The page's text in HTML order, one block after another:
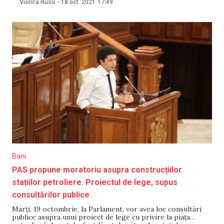
Viorica Rusu - 18 oct. 2021 17:49
Bani
PAS propune moratoriu asupra construcțiilor
stațiilor petroliere. Proiectul de lege, supus
consultărilor publice
Marți, 19 octombrie, la Parlament, vor avea loc consultări
publice asupra unui proiect de lege cu privire la piața